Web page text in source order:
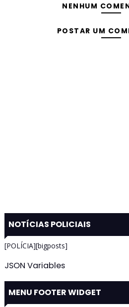
NENHUM
POSTAR UM
NOTÍCIAS POLICIAIS
[POLÍCIA][bigposts]
JSON Variables
MENU FOOTER WIDGET